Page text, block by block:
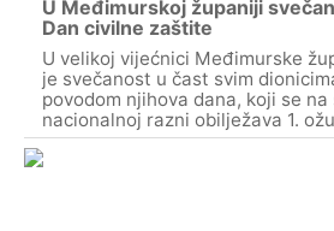
U Međimurskoj županiji
Dan civilne zaštite
U velikoj vijećnici Međimurske
je svečanost u čast svim
povodom njihova dana, koji se
nacionalnoj razni obilježava 1.